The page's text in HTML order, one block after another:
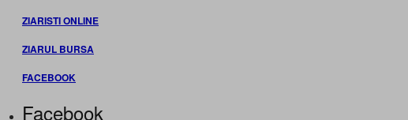
ZIARISTI ONLINE
ZIARUL BURSA
FACEBOOK
Facebook